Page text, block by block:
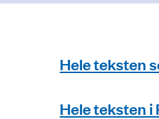
Hele teksten
Hele teksten i